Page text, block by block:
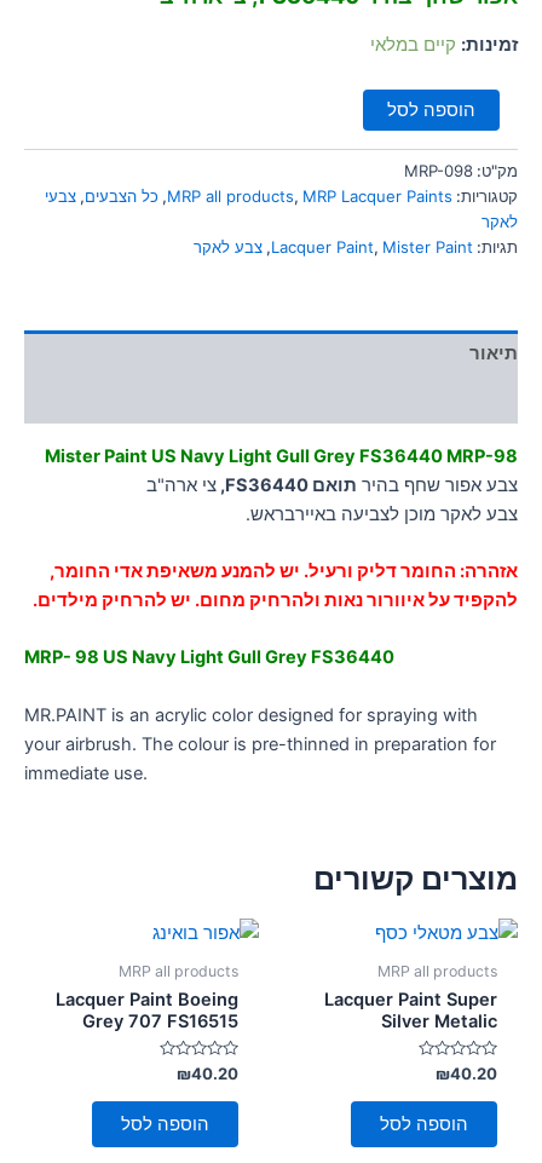
האפשרויות
זמינות: קיים במלאי
הוספה לסל
מק"ט: MRP-098
קטגוריות:
MRP all products, MRP Lacquer Paints
, כל הצבעים, צבעי
לאקר
תגיות:
Lacquer Paint, Mister Paint
, צבע לאקר
תיאור
Mister Paint US Navy Light Gull Grey FS36440 MRP-98
צבע אפור שחף בהיר תואם FS36440,
צי ארה"ב
צבע לאקר מוכן לצביעה באיירבראש.
אזהרה: החומר דליק ורעיל. יש להמנע משאיפת אדי החומר,
להקפיד על איוורור נאות ולהרחיק מחום. יש להרחיק מילדים.
MRP- 98 US Navy Light Gull Grey FS36440
MR.PAINT is an acrylic color designed for spraying with
your airbrush. The colour is pre-thinned in preparation for
immediate use.
מוצרים קשורים
MRP all products
Lacquer Paint Super
Silver Metalic
דורג
0
מתוך
₪40.20
הוספה לסל
MRP all products
Lacquer Paint Boeing
Grey 707 FS16515
דורג
0
מתוך
₪40.20
הוספה לסל